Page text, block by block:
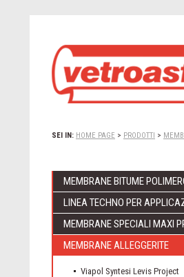
SEI IN: HOME PAGE > PRODOTTI >
MEMBRANE BITUME
LINEA TECHNO PER
MEMBRANE SPECIALI MAXI
MEMBRANE ALLEGGERITE
Viapol Syntesi Levis Project